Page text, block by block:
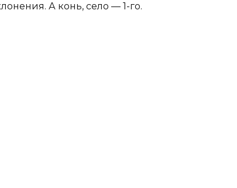
А конь, село — 1-го.